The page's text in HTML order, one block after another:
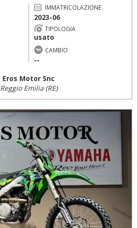
IMMATRICOLAZIONE
2023-06
TIPOLOGIA
usato
CAMBIO
--
Eros Motor Snc
Reggio Emilia (RE)